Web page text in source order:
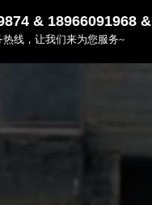
& 18966091968
线，让我们来为您服务~